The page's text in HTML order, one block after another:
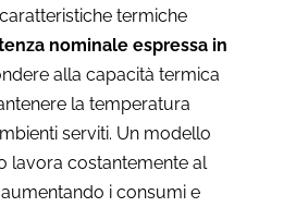
termiche
nominale espressa in
alla capacità termica
la temperatura
serviti. Un modello
lavora costantemente al
i consumi e